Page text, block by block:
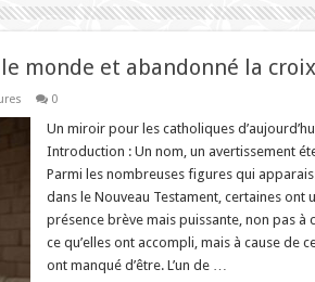
monde et abandonné la croix
0
Un miroir pour les catholiques
Introduction : Un nom, un avertissement
Parmi les nombreuses figures qui
dans le Nouveau Testament, certaines ont
présence brève mais puissante, non pas à
ce qu’elles ont accompli, mais à cause de
ont manqué d’être. L’un de …